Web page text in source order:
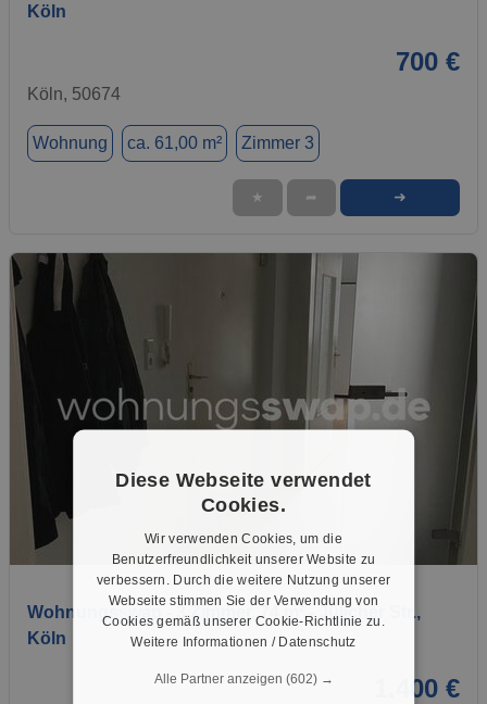
Köln
700 €
Köln, 50674
Wohnung ca. 61,00 m² Zimmer 3
★ ➦ ➜
Wohnungsswap - 3 Zimmer, 74 m² - Jülicher Str.,
Köln
1.400 €
Diese Webseite verwendet
Cookies.
Wir verwenden Cookies, um die
Benutzerfreundlichkeit unserer Website zu
verbessern. Durch die weitere Nutzung unserer
Webseite stimmen Sie der Verwendung von
Cookies gemäß unserer Cookie-Richtlinie zu.
Weitere Informationen / Datenschutz
Alle Partner anzeigen (602) →